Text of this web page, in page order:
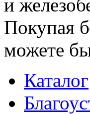
и
Покупая
можете
Каталог